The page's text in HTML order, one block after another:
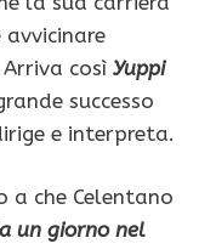
così Yuppi
successo
e interpreta.
a che Celentano
un giorno nel